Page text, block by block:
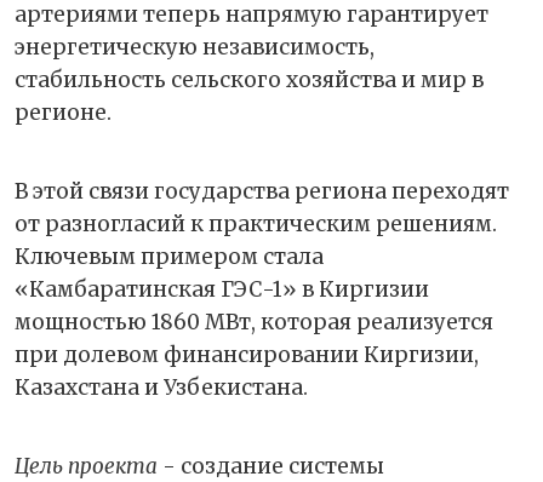
артериями теперь напрямую гарантирует
энергетическую независимость,
стабильность сельского хозяйства и мир в
регионе.
В этой связи государства региона переходят
от разногласий к практическим решениям.
Ключевым примером стала
«Камбаратинская ГЭС-1» в Киргизии
мощностью 1860 МВт, которая реализуется
при долевом финансировании Киргизии,
Казахстана и Узбекистана.
Цель проекта - создание системы